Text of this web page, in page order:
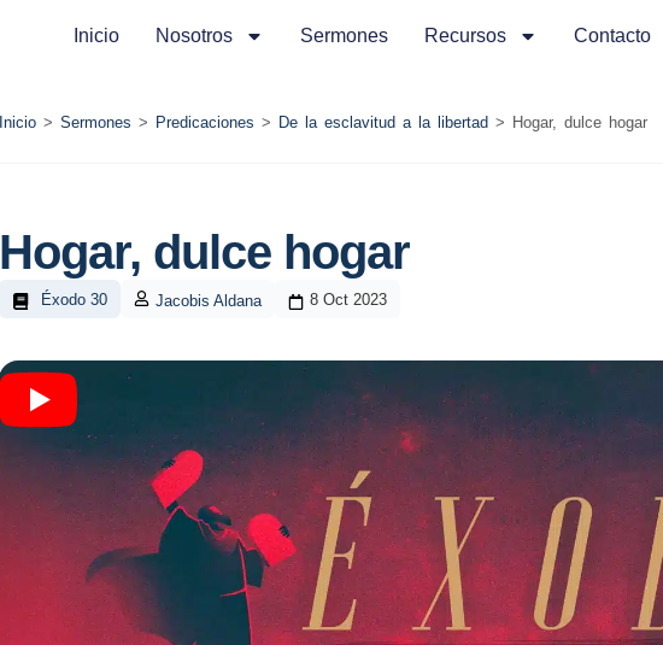
Inicio Nosotros Sermones Recursos Contacto
Inicio > Sermones > Predicaciones > De la esclavitud a la libertad > Hogar, dulce hogar
Hogar, dulce hogar
Éxodo 30 Jacobis Aldana 8 Oct 2023